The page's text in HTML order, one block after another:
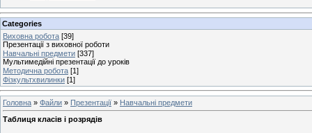
Categories
Виховна робота [39]
Презентації з виховної роботи
Навчальні предмети [337]
Мультимедійні презентації до уроків
Методична робота [1]
Фізкультхвилинки [1]
Головна » Файли » Презентації » Навчальні предмети
Таблиця класів і розрядів